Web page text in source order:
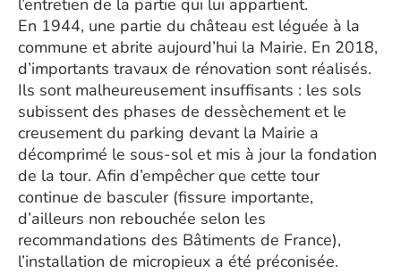
l’entretien de la partie qui lui appartient.
En 1944, une partie du château est léguée à la
commune et abrite aujourd’hui la Mairie. En 2018,
d’importants travaux de rénovation sont réalisés.
Ils sont malheureusement insuffisants : les sols
subissent des phases de dessèchement et le
creusement du parking devant la Mairie a
décomprimé le sous-sol et mis à jour la fondation
de la tour. Afin d’empêcher que cette tour
continue de basculer (fissure importante,
d’ailleurs non rebouchée selon les
recommandations des Bâtiments de France),
l’installation de micropieux a été préconisée.